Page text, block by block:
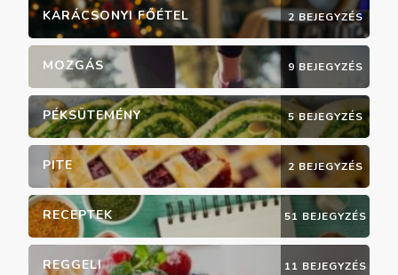
KARÁCSONYI FŐÉTEL 2 BEJEGYZÉS
MOZGÁS 9 BEJEGYZÉS
PÉKSÜTEMÉNY 5 BEJEGYZÉS
PITE 2 BEJEGYZÉS
RECEPTEK 51 BEJEGYZÉS
REGGELI 11 BEJEGYZÉS